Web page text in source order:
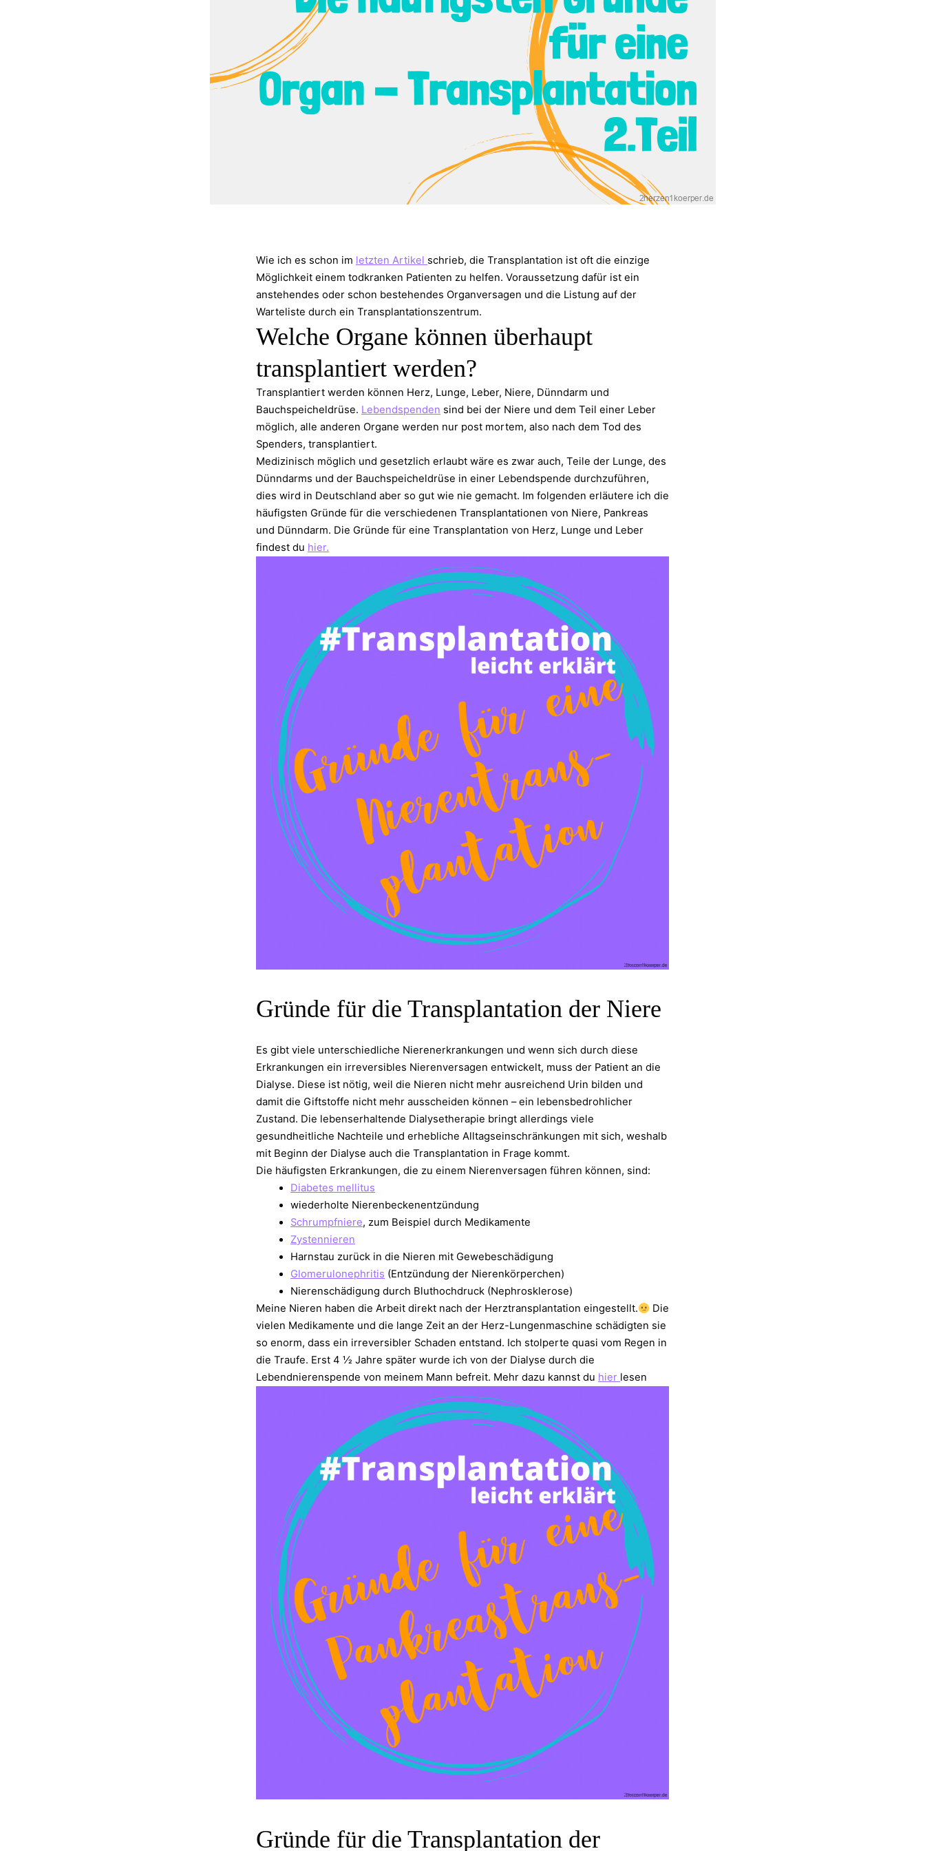
Wie ich es schon im letzten Artikel schrieb, die Transplantation ist oft die einzige
Möglichkeit einem todkranken Patienten zu helfen. Voraussetzung dafür ist ein
anstehendes oder schon bestehendes Organversagen und die Listung auf der
Warteliste durch ein Transplantationszentrum.
Welche Organe können überhaupt
transplantiert werden?
Transplantiert werden können Herz, Lunge, Leber, Niere, Dünndarm und
Bauchspeicheldrüse. Lebendspenden sind bei der Niere und dem Teil einer Leber
möglich, alle anderen Organe werden nur post mortem, also nach dem Tod des
Spenders, transplantiert.
Medizinisch möglich und gesetzlich erlaubt wäre es zwar auch, Teile der Lunge, des
Dünndarms und der Bauchspeicheldrüse in einer Lebendspende durchzuführen,
dies wird in Deutschland aber so gut wie nie gemacht. ⁠Im folgenden erläutere ich die
häufigsten Gründe für die verschiedenen Transplantationen von Niere, Pankreas
und Dünndarm. Die Gründe für eine Transplantation von Herz, Lunge und Leber
findest du hier.
Gründe für die Transplantation der Niere
Es gibt viele unterschiedliche Nierenerkrankungen und wenn sich durch diese
Erkrankungen ein irreversibles Nierenversagen entwickelt, muss der Patient an die
Dialyse. Diese ist nötig, weil die Nieren nicht mehr ausreichend Urin bilden und
damit die Giftstoffe nicht mehr ausscheiden können – ein lebensbedrohlicher
Zustand. Die lebenserhaltende Dialysetherapie bringt allerdings viele
gesundheitliche Nachteile und erhebliche Alltagseinschränkungen mit sich, weshalb
mit Beginn der Dialyse auch die Transplantation in Frage kommt.
Die häufigsten Erkrankungen, die zu einem Nierenversagen führen können, sind:⁠ ⁠
Diabetes mellitus⁠
wiederholte Nierenbeckenentzündung⁠
Schrumpfniere, zum Beispiel durch Medikamente⁠
Zystennieren⁠
Harnstau zurück in die Nieren mit Gewebeschädigung⁠
Glomerulonephritis (Entzündung der Nierenkörperchen)⁠
Nierenschädigung durch Bluthochdruck (Nephrosklerose)⁠ ⁠
Meine Nieren haben die Arbeit direkt nach der Herztransplantation eingestellt.
Die
vielen Medikamente und die lange Zeit an der Herz-Lungenmaschine schädigten sie
so enorm, dass ein irreversibler Schaden entstand. Ich stolperte quasi vom Regen in
die Traufe. ⁠Erst 4 ½ Jahre später wurde ich von der Dialyse durch die
Lebendnierenspende von meinem Mann befreit. Mehr dazu kannst du hier lesen
Gründe für die Transplantation der